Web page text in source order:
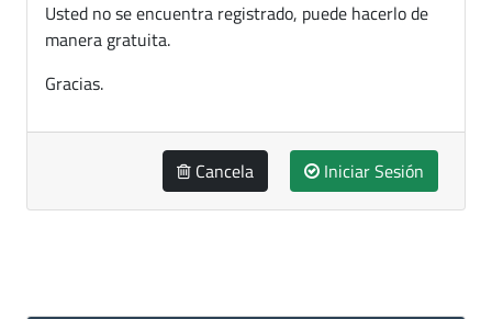
Usted no se encuentra registrado, puede hacerlo de
manera gratuita.
Gracias.
Cancela Iniciar Sesión